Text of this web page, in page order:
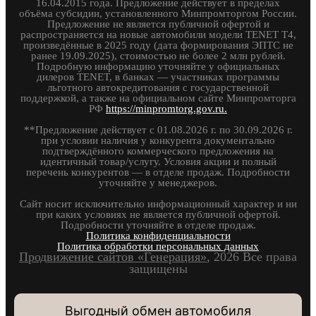
16.04.2015 года. Предложение действует в пределах
объёма субсидии, установленного Минпромторгом России.
Предложение не является публичной офертой и
распространяется на новые автомобили модели TENET T4,
произведённые в 2025 году (дата формирования ЭПТС не
ранее 19.09.2025), стоимостью не более 2 млн рублей.
Подробную информацию уточняйте у официальных
дилеров TENET, в банках — участниках программы
льготного автокредитования с государственной
поддержкой, а также на официальном сайте Минпромторга
РФ https://minpromtorg.gov.ru.
**Предложение действует с 01.08.2026 г. по 30.09.2026 г.
при условии наличия у конкурента документально
подтверждённого коммерческого предложения на
идентичный товар/услугу. Условия акции и полный
перечень конкурентов — в отделе продаж. Подробности
уточняйте у менеджеров.
Сайт носит исключительно информационный характер и ни
при каких условиях не является публичной офертой.
Подробности уточняйте в отделе продаж.
Политика конфиденциальности
Политика обработки персональных данных
Продвижение сайтов «Генерация», 2026 Все права
защищены
Выгодный обмен автомобиля